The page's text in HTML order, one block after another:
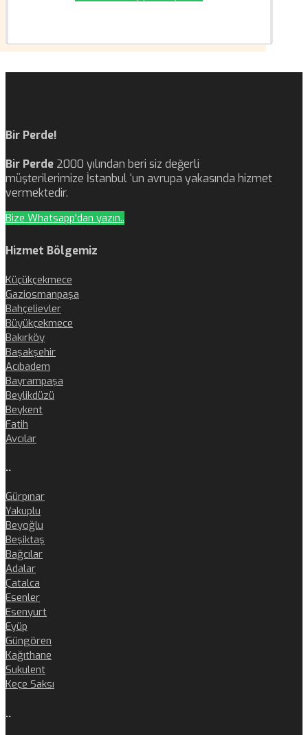
Bir Perde!
Bir Perde 2000 yılından beri siz değerli
müşterilerimize İstanbul ‘un avrupa yakasında hizmet
vermektedir.
Bize Whatsapp'dan yazın..
Hizmet Bölgemiz
Küçükçekmece
Gaziosmanpaşa
Bahçelievler
Büyükçekmece
Bakırköy
Başakşehir
Acıbadem
Bayrampaşa
Beylikdüzü
Beykent
Fatih
Avcılar
..
Gürpınar
Yakuplu
Beyoğlu
Beşiktaş
Bağcılar
Adalar
Çatalca
Esenler
Esenyurt
Eyüp
Güngören
Kağıthane
Sukulent
Keçe Saksı
..